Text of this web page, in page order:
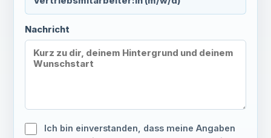
Nachricht
Ich bin einverstanden, dass meine Angaben